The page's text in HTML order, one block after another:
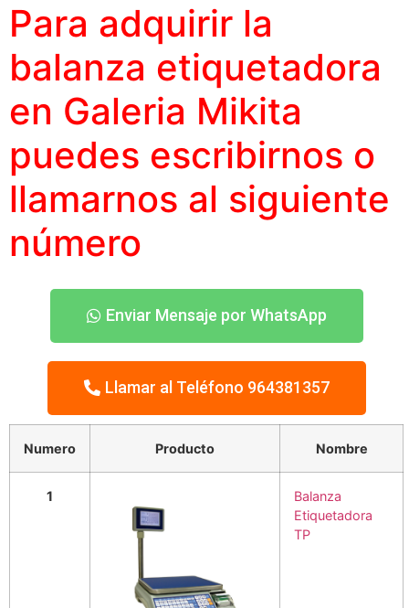
Para adquirir la
balanza etiquetadora
en Galeria Mikita
puedes escribirnos o
llamarnos al siguiente
número
Enviar Mensaje por WhatsApp
Llamar al Teléfono 964381357
Numero Producto Nombre
1
Balanza
Etiquetadora
TP